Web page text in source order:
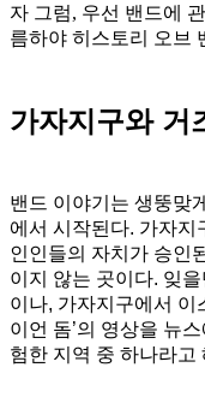
자 그럼, 우선 밴드에
름하야 히스토리 오브
가자지구와 거
밴드 이야기는 생뚱맞
에서 시작된다. 가자
인인들의 자치가 승인
이지 않는 곳이다. 잊
이나, 가자지구에서 이
이언 돔’의 영상을 뉴
험한 지역 중 하나라고